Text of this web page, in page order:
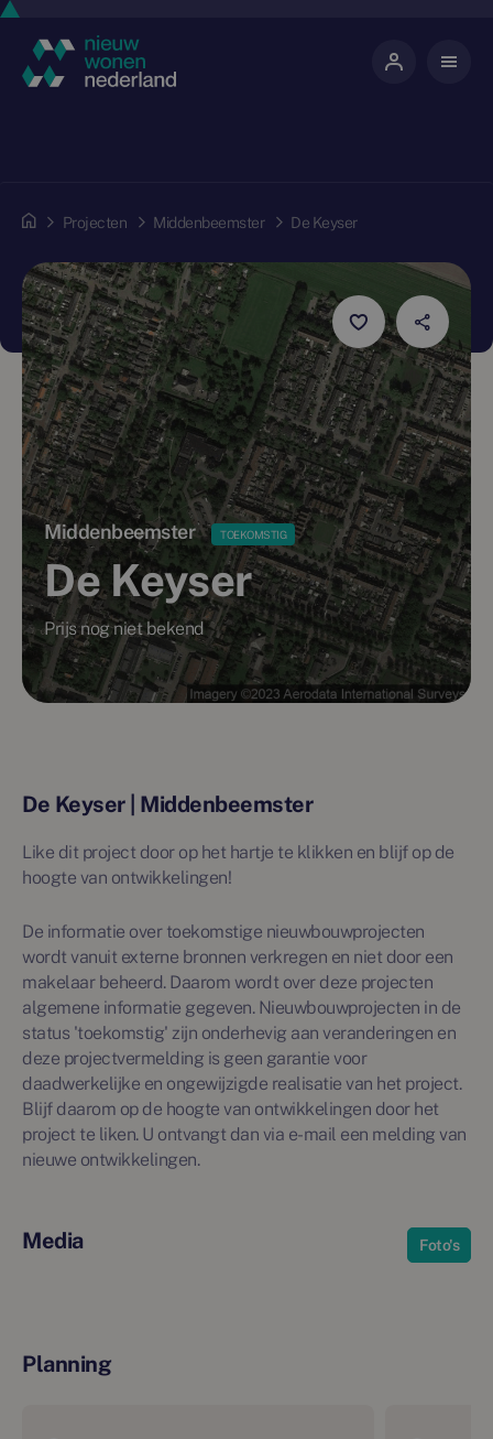
Projecten Middenbeemster De Keyser
Middenbeemster TOEKOMSTIG
De Keyser
Prijs nog niet bekend
De Keyser | Middenbeemster
Like dit project door op het hartje te klikken en blijf op de
hoogte van ontwikkelingen!
De informatie over toekomstige nieuwbouwprojecten
wordt vanuit externe bronnen verkregen en niet door een
makelaar beheerd. Daarom wordt over deze projecten
algemene informatie gegeven. Nieuwbouwprojecten in de
status 'toekomstig' zijn onderhevig aan veranderingen en
deze projectvermelding is geen garantie voor
daadwerkelijke en ongewijzigde realisatie van het project.
Blijf daarom op de hoogte van ontwikkelingen door het
project te liken. U ontvangt dan via e-mail een melding van
nieuwe ontwikkelingen.
Media Foto's
Planning